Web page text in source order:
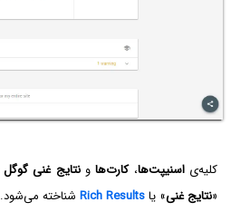
کلیه‌یاسنیپت‌ها،کارت‌هاونتایج غنی گوگل
«نتایج غنی» یاRich Results شناخته می‌شود.